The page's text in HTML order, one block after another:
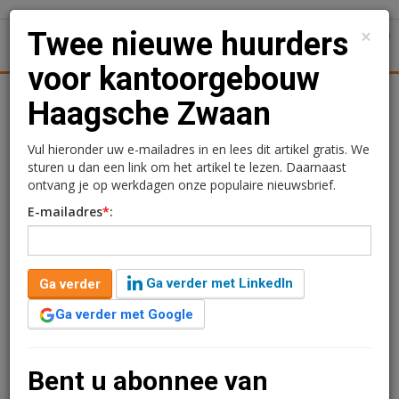
Kantoren Logistiek
Twee nieuwe huurders
voor kantoorgebouw
Haagsche Zwaan
Redactie
9 oktober 2023 om 09:10
3 jaar geleden aangepast
1 minuut leestijd
Digidentity en PMA Pensioenen huren respectievelijk
huurders The Office Operator en BB Capital
×
Twee nieuwe huurders
voor kantoorgebouw
Haagsche Zwaan
Vul hieronder uw e-mailadres in en lees dit artikel gratis. We
sturen u dan een link om het artikel te lezen. Daarnaast
ontvang je op werkdagen onze populaire nieuwsbrief.
E-mailadres*:
Ga verder
Ga verder met LinkedIn
Ga verder met Google
Bent u abonnee van